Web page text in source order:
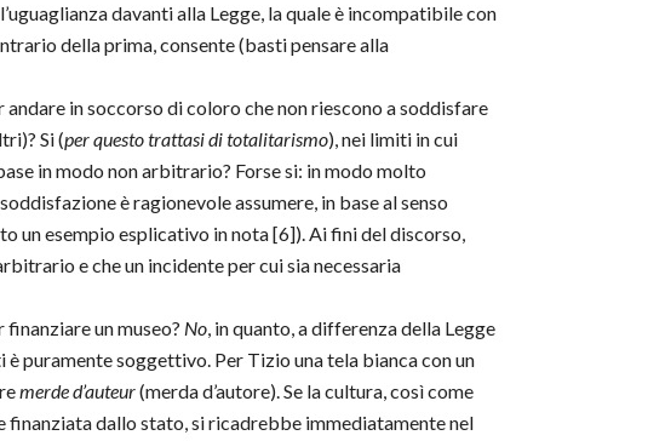
davanti alla Legge, la quale è incompatibile con
della prima, consente (basti pensare alla
in soccorso di coloro che non riescono a soddisfare
Si (per questo trattasi di totalitarismo), nei limiti in cui
in modo non arbitrario? Forse si: in modo molto
è ragionevole assumere, in base al senso
un esempio esplicativo in nota [6]). Ai fini del discorso,
e che un incidente per cui sia necessaria
un museo? No, in quanto, a differenza della Legge
puramente soggettivo. Per Tizio una tela bianca con un
merde d’auteur(merda d’autore). Se la cultura, così come
dallo stato, si ricadrebbe immediatamente nel